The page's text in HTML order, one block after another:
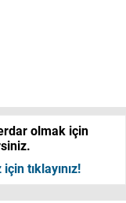
olmak için
tıklayınız!